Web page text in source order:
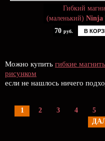
Гибкий
(маленький) Ninja
70 руб. В
Можно купить гибкие
рисунком
если не нашлось ничего
1 2 3 4 5